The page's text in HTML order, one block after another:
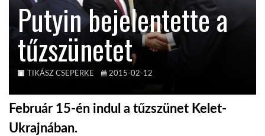
AUSZTRÁLIA
A VILÁG ITTHON
Putyin bejelentette a
tűzszünetet
TIKÁSZ CSEPERKE 2015-02-12
Február 15-én indul a tűzszünet Kelet-
Ukrajnában.